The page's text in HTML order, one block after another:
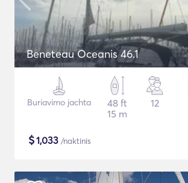
Beneteau Oceanis 46.1
Buriavimo jachta
48 ft
15 m
12
$1,033 /naktinis